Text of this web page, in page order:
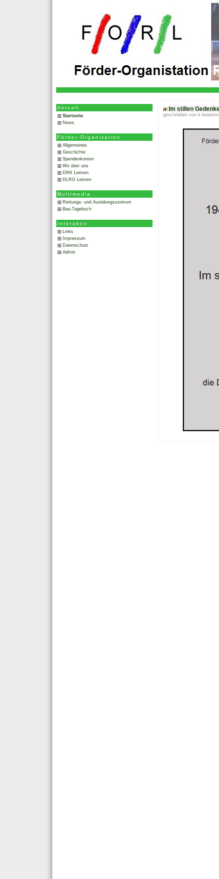
Aktuell
Startseite
News
Förder-Organisation
Allgemeines
Geschichte
Spendenkonten
Wir über uns
DRK Leimen
DLRG Leimen
Multimedia
Rettungs- und Ausbilungszentrum
Bau-Tagebuch
Interaktiv
Links
Impressum
Datenschutz
Admin
Im stillen
geschrieben von